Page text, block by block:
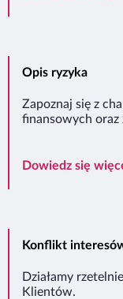
Opis ryzyka
Zapoznaj się z
finansowych oraz
Dowiedz się
Konflikt
Działamy
Klientów.